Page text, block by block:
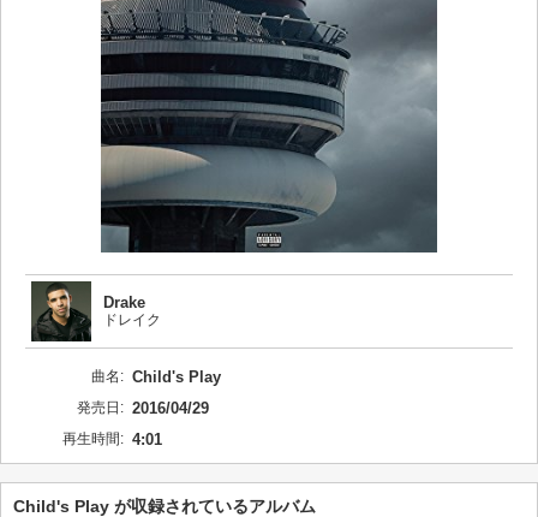
Drake
ドレイク
曲名: Child's Play
発売日: 2016/04/29
再生時間: 4:01
Child's Play が収録されているアルバム